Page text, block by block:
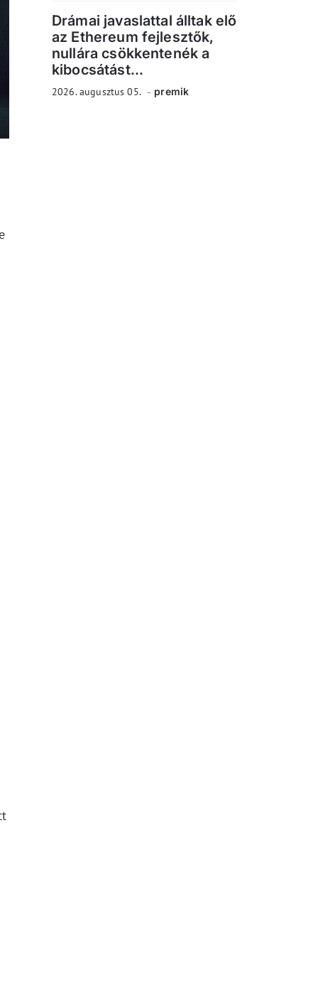
Drámai javaslattal álltak elő
az Ethereum fejlesztők,
nullára csökkentenék a
kibocsátást...
2026. augusztus 05. premik